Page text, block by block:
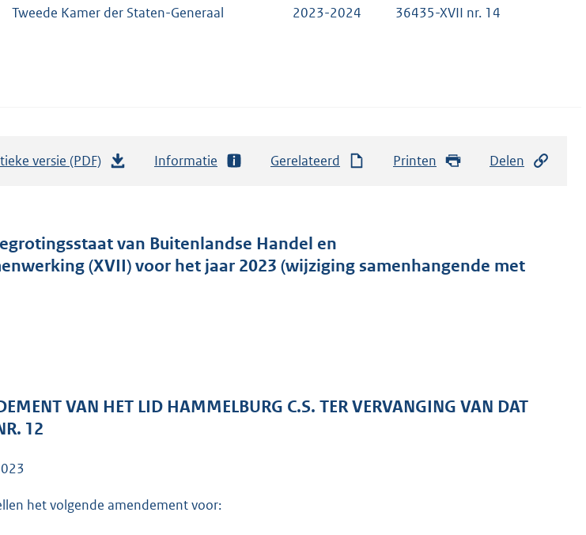
Tweede Kamer der Staten-Generaal 2023-2024 36435-XVII nr. 14
versie (PDF)
a
n
t
4
Informatie Gerelateerd Printen Delen
van Buitenlandse Handel en
(XVII) voor het jaar 2023 (wijziging samenhangende met
VAN HET LID HAMMELBURG C.S. TER VERVANGING VAN DAT
12
het volgende amendement voor: